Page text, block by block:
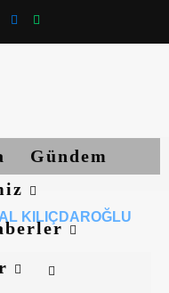
Gündem
KILIÇDAROĞLU